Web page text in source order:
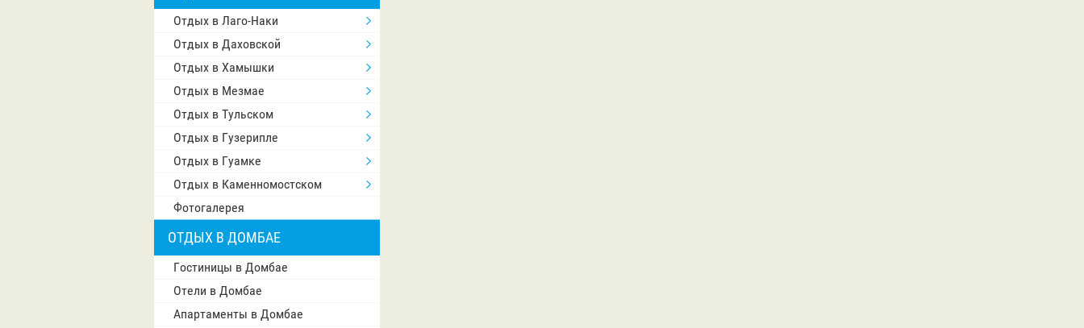
Отдых в Лаго-Наки
Отдых в Даховской
Отдых в Хамышки
Отдых в Мезмае
Отдых в Тульском
Отдых в Гузерипле
Отдых в Гуамке
Отдых в Каменномостском
Фотогалерея
ОТДЫХ В ДОМБАЕ
Гостиницы в Домбае
Отели в Домбае
Апартаменты в Домбае